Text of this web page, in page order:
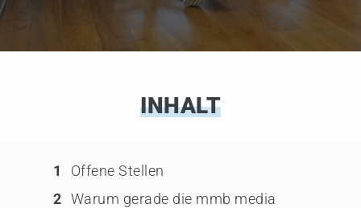
INHALT
1
Offene Stellen
2 Warum gerade die mmb media